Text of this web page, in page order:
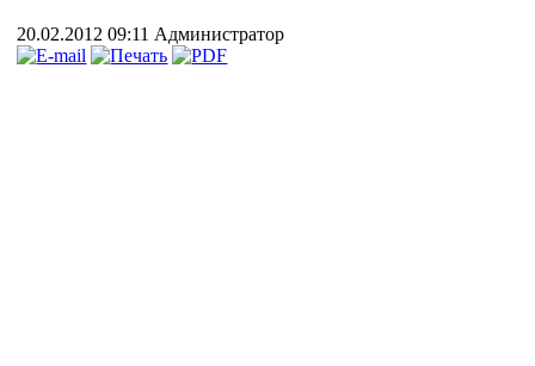
20.02.2012 09:11 Администратор